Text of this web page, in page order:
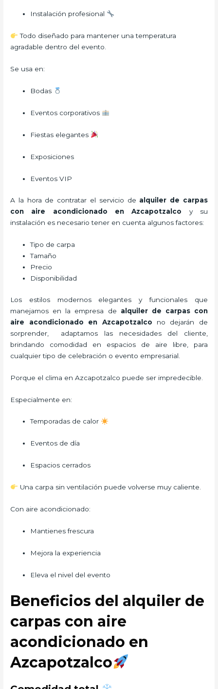
Instalación profesional
Todo diseñado para mantener una temperatura
agradable dentro del evento.
Se usa en:
Bodas
Eventos corporativos
Fiestas elegantes
Exposiciones
Eventos VIP
A la hora de contratar el servicio de alquiler de carpas
con aire acondicionado en Azcapotzalco y su
instalación es necesario tener en cuenta algunos factores:
Tipo de carpa
Tamaño
Precio
Disponibilidad
Los estilos modernos elegantes y funcionales que
manejamos en la empresa de alquiler de carpas con
aire acondicionado
en Azcapotzalco no dejarán de
sorprender, adaptamos las necesidades del cliente,
brindando comodidad en espacios de aire libre, para
cualquier tipo de celebración o evento empresarial.
Porque el clima en Azcapotzalco puede ser impredecible.
Especialmente en:
Temporadas de calor
Eventos de día
Espacios cerrados
Una carpa sin ventilación puede volverse muy caliente.
Con aire acondicionado:
Mantienes frescura
Mejora la experiencia
Eleva el nivel del evento
Beneficios del alquiler de
carpas con aire
acondicionado en
Azcapotzalco